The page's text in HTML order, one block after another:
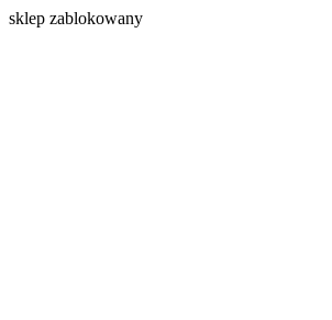
sklep zablokowany